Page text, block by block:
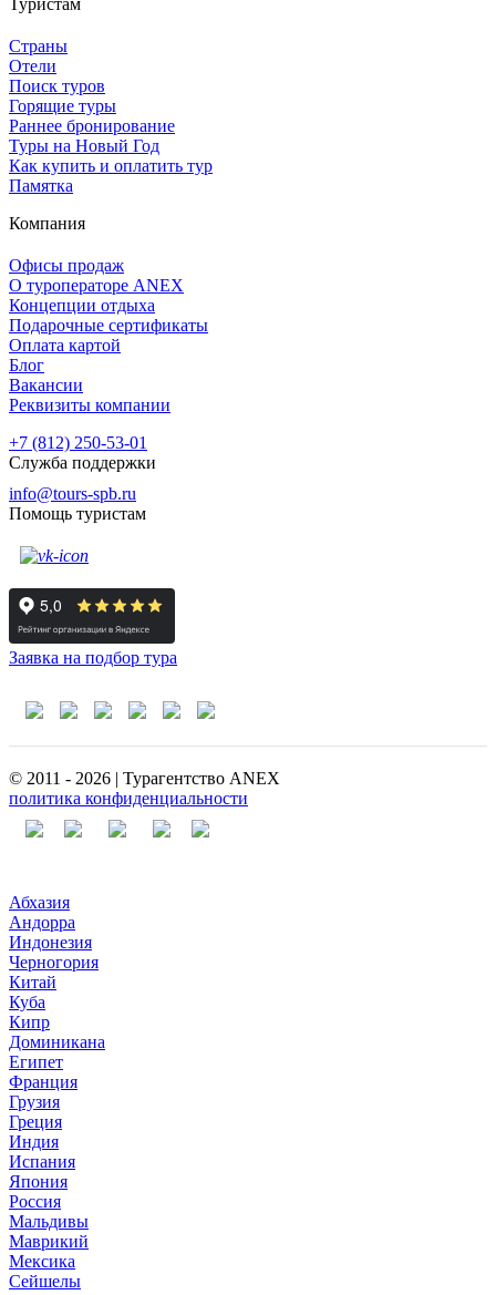
Страны
Отели
Поиск туров
Горящие туры
Раннее бронирование
Туры на Новый Год
Как купить и оплатить тур
Памятка
Компания
Офисы продаж
О туроператоре ANEX
Концепции отдыха
Подарочные сертификаты
Оплата картой
Блог
Вакансии
Реквизиты компании
+7 (812) 250-53-01
Служба поддержки
info@tours-spb.ru
Помощь туристам
Заявка на подбор тура
© 2011 - 2026 | Турагентство ANEX
политика конфиденциальности
Абхазия
Андорра
Индонезия
Черногория
Китай
Куба
Кипр
Доминикана
Египет
Франция
Грузия
Греция
Индия
Испания
Япония
Россия
Мальдивы
Маврикий
Мексика
Сейшелы